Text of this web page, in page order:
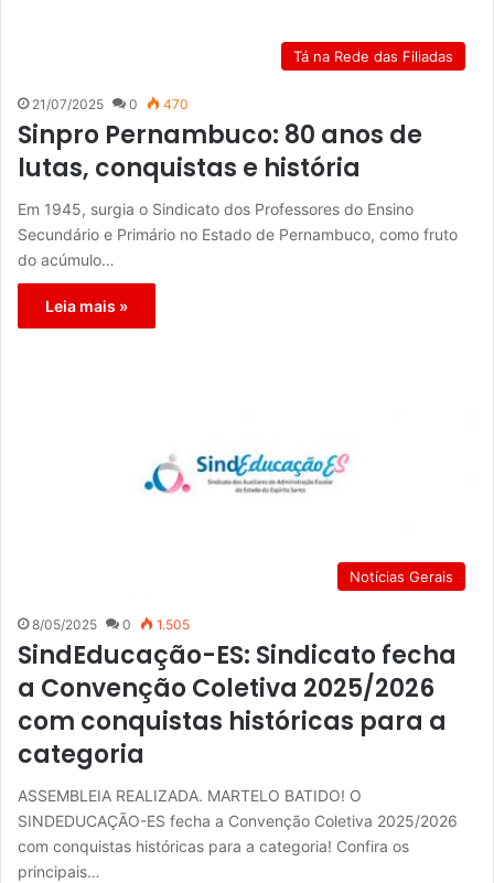
Tá na Rede das Filiadas
21/07/2025 0 470
Sinpro Pernambuco: 80 anos de
lutas, conquistas e história
Em 1945, surgia o Sindicato dos Professores do Ensino
Secundário e Primário no Estado de Pernambuco, como fruto
do acúmulo…
Leia mais »
Notícias Gerais
8/05/2025 0 1.505
SindEducação-ES: Sindicato fecha
a Convenção Coletiva 2025/2026
com conquistas históricas para a
categoria
ASSEMBLEIA REALIZADA. MARTELO BATIDO! O
SINDEDUCAÇÃO-ES fecha a Convenção Coletiva 2025/2026
com conquistas históricas para a categoria! Confira os
principais…